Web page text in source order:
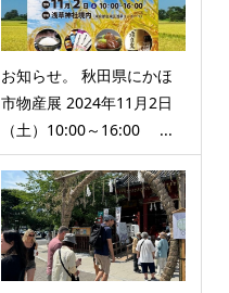
お知らせ。 秋田県にかほ
市物産展 2024年11月2日
（土）10:00～16:00 ...